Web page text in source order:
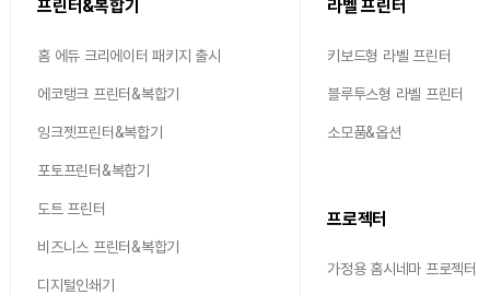
프린터&복합기
홈 에듀 크리에이터 패키지 출시
에코탱크 프린터&복합기
잉크젯프린터&복합기
포토프린터&복합기
도트 프린터
비즈니스 프린터&복합기
디지털인쇄기
라벨 프린터
키보드형 라벨 프린터
블루투스형 라벨 프린터
소모품&옵션
프로젝터
가정용 홈시네마 프로젝터